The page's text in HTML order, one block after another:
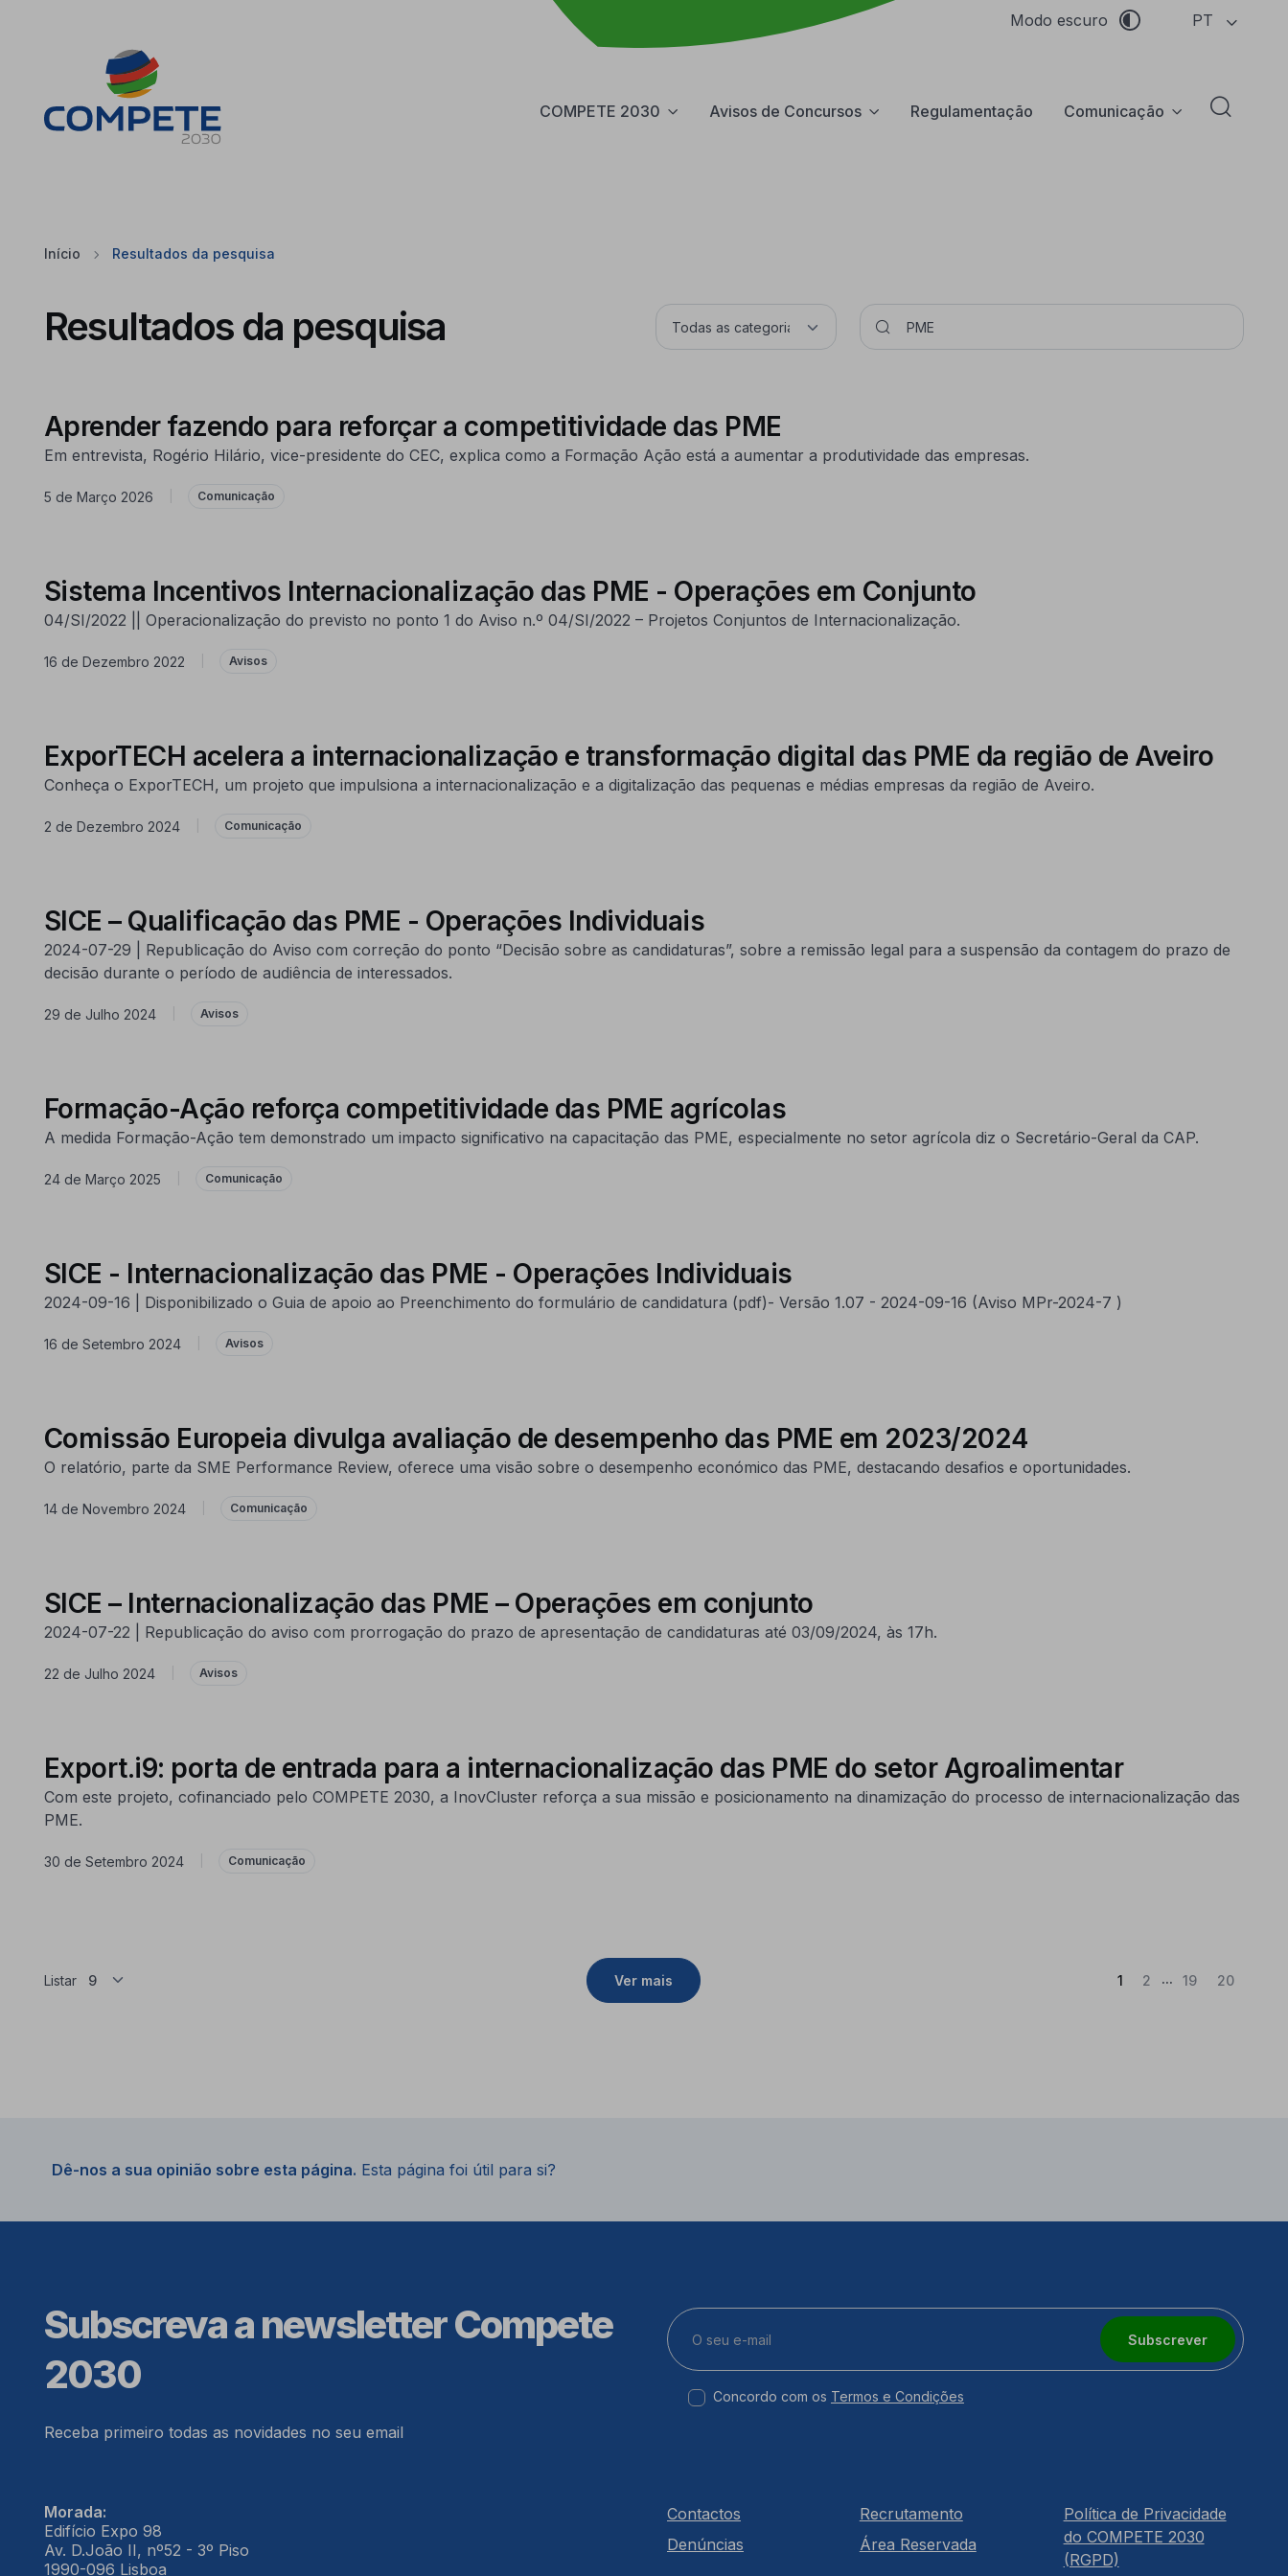
Modo escuro PT
COMPETE 2030 Avisos de Concursos Regulamentação Comunicação Abrir
Início Resultados da pesquisa
Resultados da pesquisa
Aprender fazendo para reforçar a competitividade das PME
Em entrevista, Rogério Hilário, vice-presidente do CEC, explica como a Formação Ação está a aumentar a produtividade das empresas.
5 de Março 2026 Comunicação
Sistema Incentivos Internacionalização das PME - Operações em Conjunto
04/SI/2022 || Operacionalização do previsto no ponto 1 do Aviso n.º 04/SI/2022 – Projetos Conjuntos de Internacionalização.
16 de Dezembro 2022 Avisos
ExporTECH acelera a internacionalização e transformação digital das PME da região de Aveiro
Conheça o ExporTECH, um projeto que impulsiona a internacionalização e a digitalização das pequenas e médias empresas da região de Aveiro.
2 de Dezembro 2024 Comunicação
SICE – Qualificação das PME - Operações Individuais
2024-07-29 | Republicação do Aviso com correção do ponto “Decisão sobre as candidaturas”, sobre a remissão legal para a suspensão da contagem do prazo de
decisão durante o período de audiência de interessados.
29 de Julho 2024 Avisos
Formação-Ação reforça competitividade das PME agrícolas
A medida Formação-Ação tem demonstrado um impacto significativo na capacitação das PME, especialmente no setor agrícola diz o Secretário-Geral da CAP.
24 de Março 2025 Comunicação
SICE - Internacionalização das PME - Operações Individuais
2024-09-16 | Disponibilizado o Guia de apoio ao Preenchimento do formulário de candidatura (pdf)- Versão 1.07 - 2024-09-16 (Aviso MPr-2024-7 )
16 de Setembro 2024 Avisos
Comissão Europeia divulga avaliação de desempenho das PME em 2023/2024
O relatório, parte da SME Performance Review, oferece uma visão sobre o desempenho económico das PME, destacando desafios e oportunidades.
14 de Novembro 2024 Comunicação
SICE – Internacionalização das PME – Operações em conjunto
2024-07-22 | Republicação do aviso com prorrogação do prazo de apresentação de candidaturas até 03/09/2024, às 17h.
22 de Julho 2024 Avisos
Export.i9: porta de entrada para a internacionalização das PME do setor Agroalimentar
Com este projeto, cofinanciado pelo COMPETE 2030, a InovCluster reforça a sua missão e posicionamento na dinamização do processo de internacionalização das
PME.
30 de Setembro 2024 Comunicação
Listar Ver mais 1(Atual)
2 ... 19 20
Dê-nos a sua opinião sobre esta página. Esta página foi útil para si?
Subscreva a newsletter Compete
2030
Receba primeiro todas as novidades no seu email
Subscrever
Concordo com os Termos e Condições
Morada:
Edifício Expo 98
Av. D.João II, nº52 - 3º Piso
1990-096 Lisboa
Contactos
Denúncias
Recrutamento
Área Reservada
Política de Privacidade
do COMPETE 2030
(RGPD)